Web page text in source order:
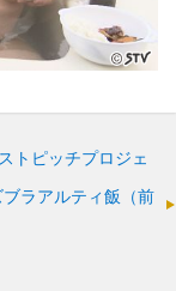
トピッチプロジェ
ブラアルティ飯（前